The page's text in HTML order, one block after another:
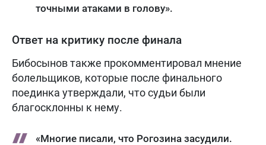
точными атаками в голову».
Ответ на критику после финала
Бибосынов также прокомментировал мнение
болельщиков, которые после финального
поединка утверждали, что судьи были
благосклонны к нему.
«Многие писали, что Рогозина засудили.